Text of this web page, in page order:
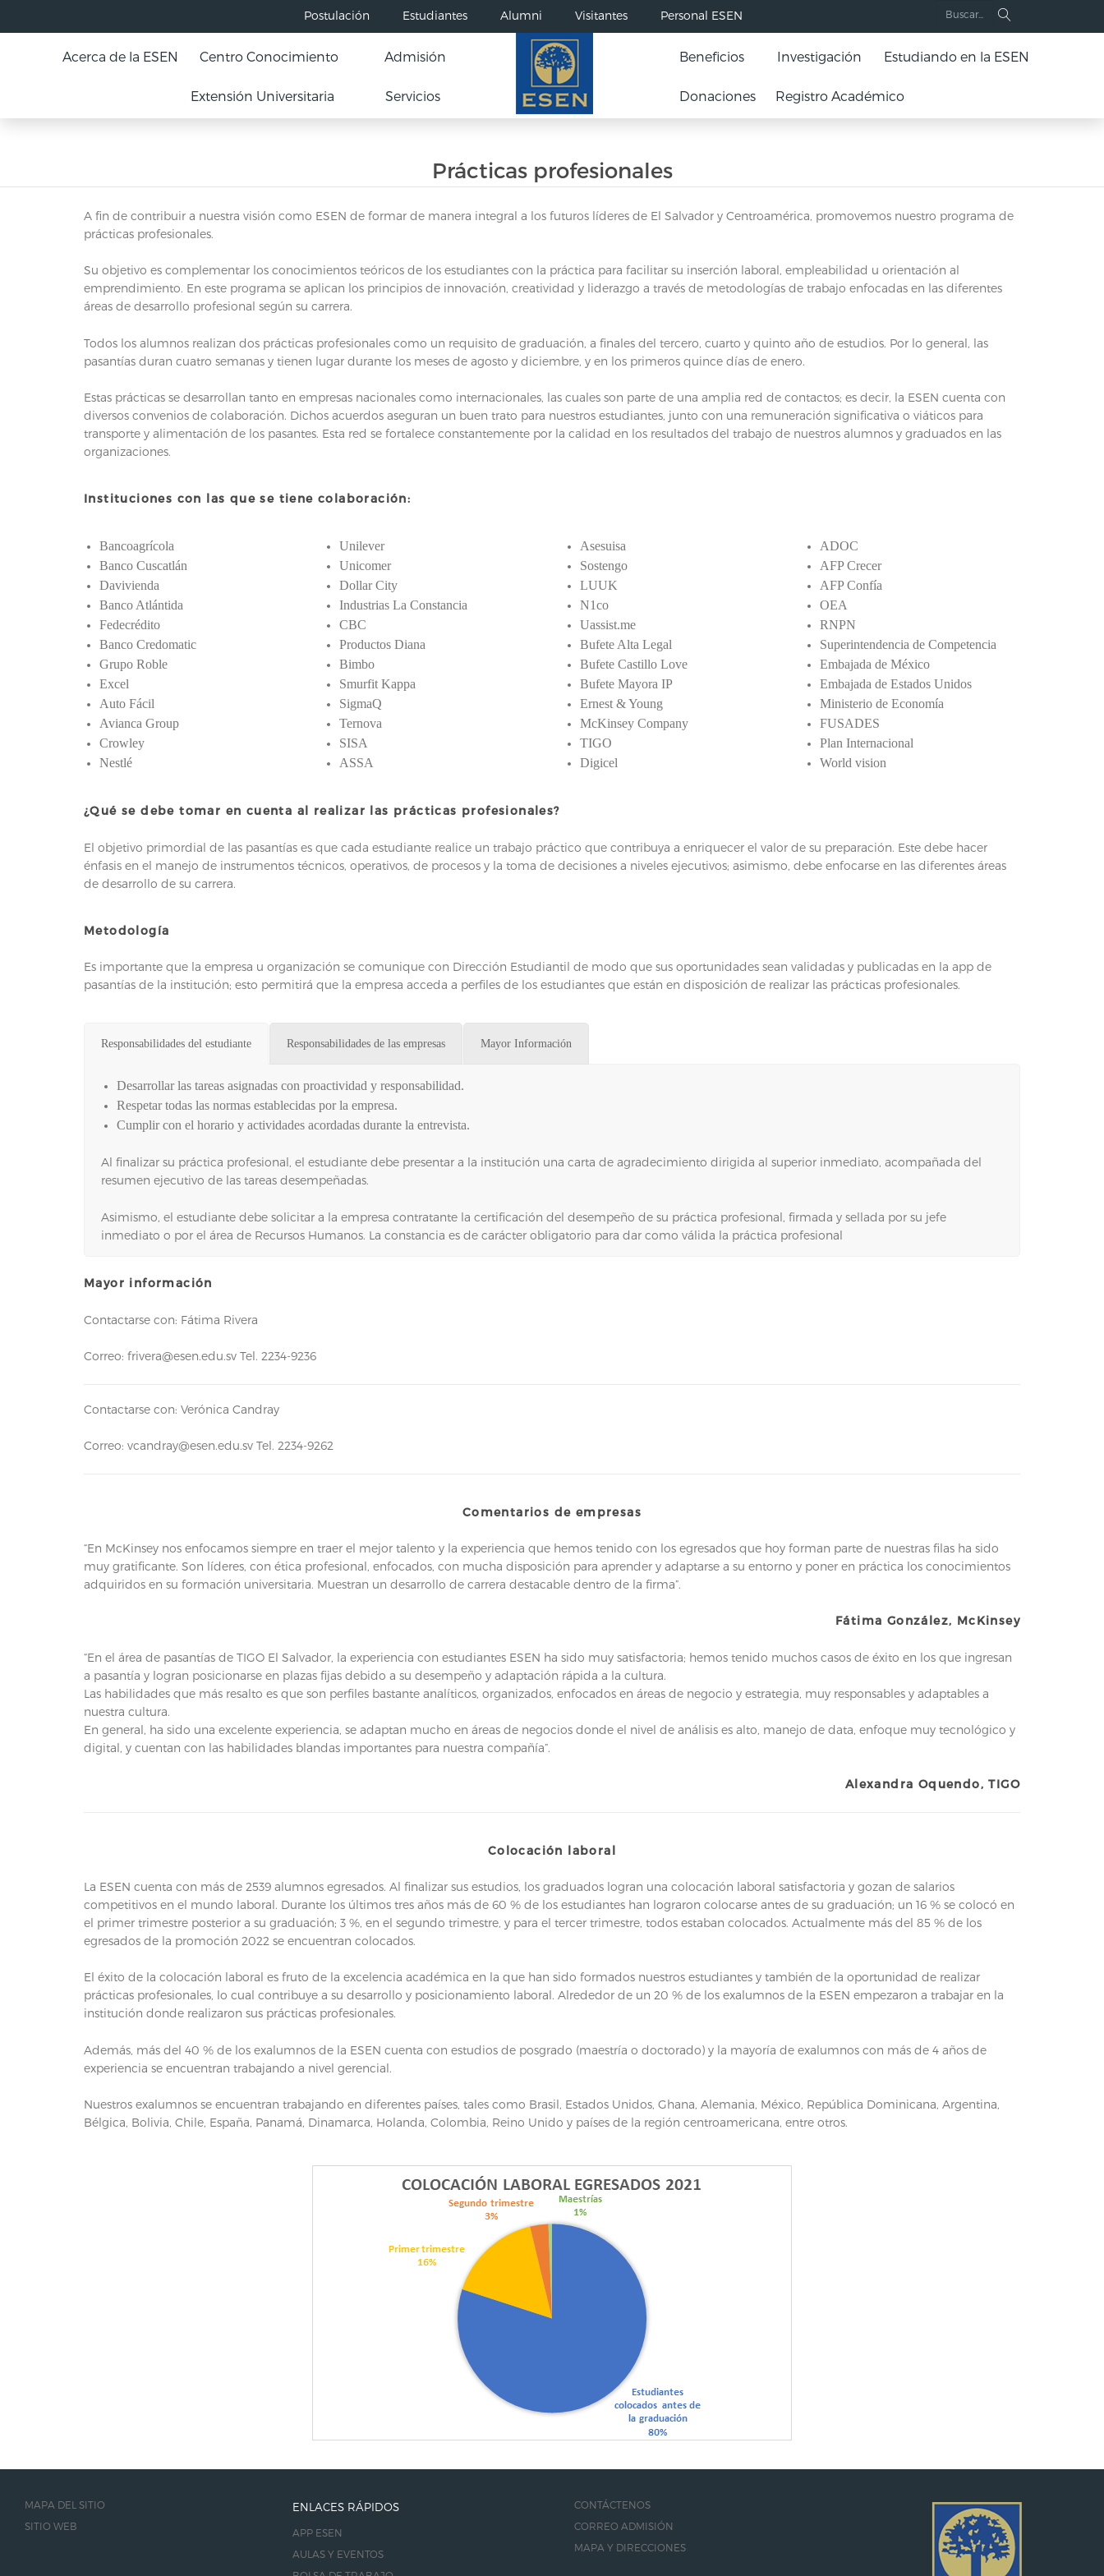
Postulación Estudiantes Alumni Visitantes Personal ESEN
Acerca de la ESEN Centro Conocimiento Admisión Beneficios Investigación Estudiando en la ESEN
Extensión Universitaria Servicios Donaciones Registro Académico
Prácticas profesionales
A fin de contribuir a nuestra visión como ESEN de formar de manera integral a los futuros líderes de El Salvador y Centroamérica, promovemos nuestro programa de
prácticas profesionales.
Su objetivo es complementar los conocimientos teóricos de los estudiantes con la práctica para facilitar su inserción laboral, empleabilidad u orientación al
emprendimiento. En este programa se aplican los principios de innovación, creatividad y liderazgo a través de metodologías de trabajo enfocadas en las diferentes
áreas de desarrollo profesional según su carrera.
Todos los alumnos realizan dos prácticas profesionales como un requisito de graduación, a finales del tercero, cuarto y quinto año de estudios. Por lo general, las
pasantías duran cuatro semanas y tienen lugar durante los meses de agosto y diciembre, y en los primeros quince días de enero.
Estas prácticas se desarrollan tanto en empresas nacionales como internacionales, las cuales son parte de una amplia red de contactos; es decir, la ESEN cuenta con
diversos convenios de colaboración. Dichos acuerdos aseguran un buen trato para nuestros estudiantes, junto con una remuneración significativa o viáticos para
transporte y alimentación de los pasantes. Esta red se fortalece constantemente por la calidad en los resultados del trabajo de nuestros alumnos y graduados en las
organizaciones.
Instituciones con las que se tiene colaboración:
Bancoagrícola
Banco Cuscatlán
Davivienda
Banco Atlántida
Fedecrédito
Banco Credomatic
Grupo Roble
Excel
Auto Fácil
Avianca Group
Crowley
Nestlé
Unilever
Unicomer
Dollar City
Industrias La Constancia
CBC
Productos Diana
Bimbo
Smurfit Kappa
SigmaQ
Ternova
SISA
ASSA
Asesuisa
Sostengo
LUUK
N1co
Uassist.me
Bufete Alta Legal
Bufete Castillo Love
Bufete Mayora IP
Ernest & Young
McKinsey Company
TIGO
Digicel
ADOC
AFP Crecer
AFP Confía
OEA
RNPN
Superintendencia de Competencia
Embajada de México
Embajada de Estados Unidos
Ministerio de Economía
FUSADES
Plan Internacional
World vision
¿Qué se debe tomar en cuenta al realizar las prácticas profesionales?
El objetivo primordial de las pasantías es que cada estudiante realice un trabajo práctico que contribuya a enriquecer el valor de su preparación. Este debe hacer
énfasis en el manejo de instrumentos técnicos, operativos, de procesos y la toma de decisiones a niveles ejecutivos; asimismo, debe enfocarse en las diferentes áreas
de desarrollo de su carrera.
Metodología
Es importante que la empresa u organización se comunique con Dirección Estudiantil de modo que sus oportunidades sean validadas y publicadas en la app de
pasantías de la institución; esto permitirá que la empresa acceda a perfiles de los estudiantes que están en disposición de realizar las prácticas profesionales.
Responsabilidades del estudiante Responsabilidades de las empresas Mayor Información
Desarrollar las tareas asignadas con proactividad y responsabilidad.
Respetar todas las normas establecidas por la empresa.
Cumplir con el horario y actividades acordadas durante la entrevista.
Al finalizar su práctica profesional, el estudiante debe presentar a la institución una carta de agradecimiento dirigida al superior inmediato, acompañada del
resumen ejecutivo de las tareas desempeñadas.
Asimismo, el estudiante debe solicitar a la empresa contratante la certificación del desempeño de su práctica profesional, firmada y sellada por su jefe
inmediato o por el área de Recursos Humanos. La constancia es de carácter obligatorio para dar como válida la práctica profesional
Mayor información
Contactarse con: Fátima Rivera
Correo: frivera@esen.edu.sv Tel. 2234-9236
Contactarse con: Verónica Candray
Correo: vcandray@esen.edu.sv Tel. 2234-9262
Comentarios de empresas
“En McKinsey nos enfocamos siempre en traer el mejor talento y la experiencia que hemos tenido con los egresados que hoy forman parte de nuestras filas ha sido
muy gratificante. Son líderes, con ética profesional, enfocados, con mucha disposición para aprender y adaptarse a su entorno y poner en práctica los conocimientos
adquiridos en su formación universitaria. Muestran un desarrollo de carrera destacable dentro de la firma”.
Fátima González, McKinsey
“En el área de pasantías de TIGO El Salvador, la experiencia con estudiantes ESEN ha sido muy satisfactoria; hemos tenido muchos casos de éxito en los que ingresan
a pasantía y logran posicionarse en plazas fijas debido a su desempeño y adaptación rápida a la cultura.
Las habilidades que más resalto es que son perfiles bastante analíticos, organizados, enfocados en áreas de negocio y estrategia, muy responsables y adaptables a
nuestra cultura.
En general, ha sido una excelente experiencia, se adaptan mucho en áreas de negocios donde el nivel de análisis es alto, manejo de data, enfoque muy tecnológico y
digital, y cuentan con las habilidades blandas importantes para nuestra compañía”.
Alexandra Oquendo, TIGO
Colocación laboral
La ESEN cuenta con más de 2539 alumnos egresados. Al finalizar sus estudios, los graduados logran una colocación laboral satisfactoria y gozan de salarios
competitivos en el mundo laboral. Durante los últimos tres años más de 60 % de los estudiantes han lograron colocarse antes de su graduación; un 16 % se colocó en
el primer trimestre posterior a su graduación; 3 %, en el segundo trimestre, y para el tercer trimestre, todos estaban colocados. Actualmente más del 85 % de los
egresados de la promoción 2022 se encuentran colocados.
El éxito de la colocación laboral es fruto de la excelencia académica en la que han sido formados nuestros estudiantes y también de la oportunidad de realizar
prácticas profesionales, lo cual contribuye a su desarrollo y posicionamiento laboral. Alrededor de un 20 % de los exalumnos de la ESEN empezaron a trabajar en la
institución donde realizaron sus prácticas profesionales.
Además, más del 40 % de los exalumnos de la ESEN cuenta con estudios de posgrado (maestría o doctorado) y la mayoría de exalumnos con más de 4 años de
experiencia se encuentran trabajando a nivel gerencial.
Nuestros exalumnos se encuentran trabajando en diferentes países, tales como Brasil, Estados Unidos, Ghana, Alemania, México, República Dominicana, Argentina,
Bélgica, Bolivia, Chile, España, Panamá, Dinamarca, Holanda, Colombia, Reino Unido y países de la región centroamericana, entre otros.
MAPA DEL SITIO
SITIO WEB
ENLACES RÁPIDOS
APP ESEN
AULAS Y EVENTOS
CONTÁCTENOS
CORREO ADMISIÓN
MAPA Y DIRECCIONES